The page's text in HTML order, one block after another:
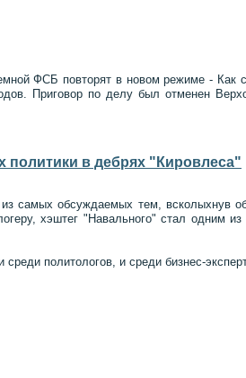
ФСБ повторят в новом режиме - Как
Приговор по делу был отменен
политики в дебрях "Кировлеса"
самых обсуждаемых тем, всколыхнув
хэштег "Навального" стал одним
политологов, и среди бизнес-